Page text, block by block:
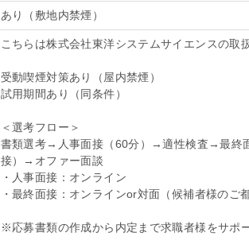
あり（敷地内禁煙）
こちらは株式会社東洋システムサイエンスの取
受動喫煙対策あり（屋内禁煙）
試用期間あり（同条件）
＜選考フロー＞
書類選考→人事面接（60分）→適性検査→最終
接）→オファー面談
・人事面接：オンライン
・最終面接：オンラインor対面（候補者様のご
※応募書類の作成から内定まで求職者様をサポ